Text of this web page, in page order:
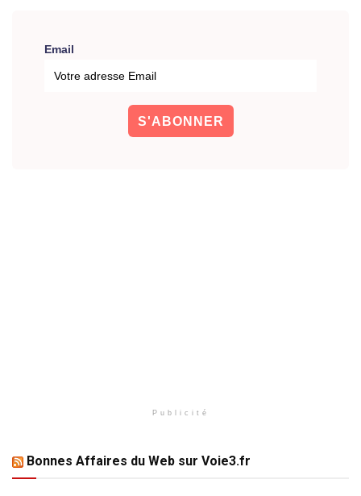
Email
Publicité
Bonnes Affaires du Web sur Voie3.fr